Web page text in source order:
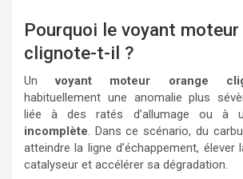
Pourquoi le voyant moteur
clignote-t-il ?
Unvoyant moteur orange
habituellement une anomalie plus
liée à des ratés d’allumage ou à
incomplète. Dans ce scénario, du
atteindre la ligne d’échappement, élever
catalyseur et accélérer sa dégradation.